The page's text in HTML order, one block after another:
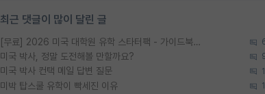
최근 댓글이 많이 달린 글
[무료] 2026 미국 대학원 유학 스타터팩 - 가이드북 & 합격자 컨택메일 템플릿
미국 박사, 정말 도전해볼 만할까요?
미국 박사 컨택 메일 답변 질문
미박 탑스쿨 유학이 빡세진 이유